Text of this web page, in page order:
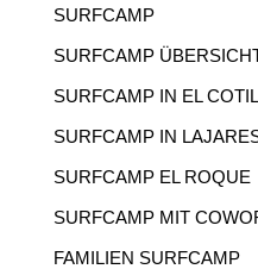
SURFCAMP
SURFCAMP
SURFCAMP IN EL
SURFCAMP IN
SURFCAMP EL ROQUE
SURFCAMP MIT
FAMILIEN SURFCAMP